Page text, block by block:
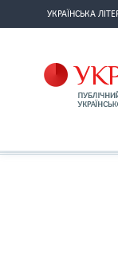
УКРАЇНСЬКА